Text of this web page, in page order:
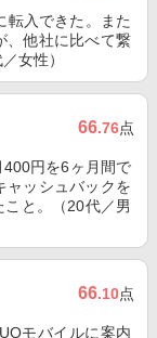
転入できた。また
、他社に比べて繋
女性）
66.76点
円を6ヶ月間で
ャッシュバックを
と。（20代／男
66.10点
モバイルに案内